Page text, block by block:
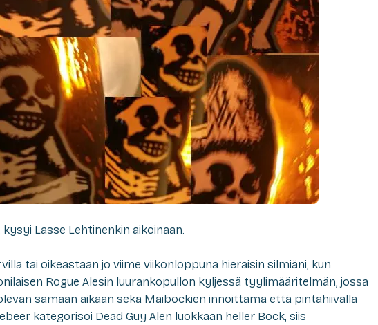
kysyi Lasse Lehtinenkin aikoinaan.
tai oikeastaan jo viime viikonloppuna hieraisin silmiäni, kun
Rogue Alesin luurankopullon kyljessä tyylimääritelmän, jossa
samaan aikaan sekä Maibockien innoittama että pintahiivalla
kategorisoi Dead Guy Alen luokkaan heller Bock, siis